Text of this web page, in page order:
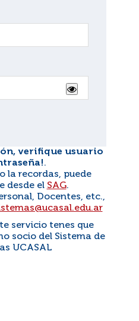
Afficher ou
verifique usuario
.
la recordas, puede
desde el SAG.
Docentes, etc.,
servicio tenes que
socio del Sistema de
UCASAL